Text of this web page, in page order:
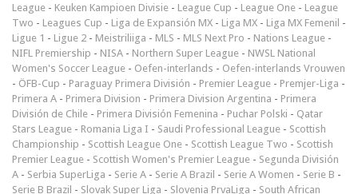
League - Keuken Kampioen Divisie - League Cup - League One - League
Two - Leagues Cup - Liga de Expansión MX - Liga MX - Liga MX Femenil -
Ligue 1 - Ligue 2 - Meistriliiga - MLS - MLS Next Pro - Nations League -
NIFL Premiership - NISA - Northern Super League - NWSL National
Women's Soccer League - Oefen-interlands - Oefen-interlands Vrouwen
- ÖFB-Cup - Paraguay Primera División - Premier League - Premjer-Liga -
Primera A - Primera Division - Primera Division Argentina - Primera
División de Chile - Primera División Femenina - Puchar Polski - Qatar
Stars League - Romania Liga I - Saudi Professional League - Scottish
Championship - Scottish League One - Scottish League Two - Scottish
Premier League - Scottish Women's Premier League - Segunda División
A - Serbia SuperLiga - Serie A - Serie A Brazil - Serie A Women - Serie B -
Serie B Brazil - Slovak Super Liga - Slovenia PrvaLiga - South African